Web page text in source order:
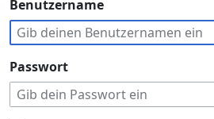
Benutzername
Passwort